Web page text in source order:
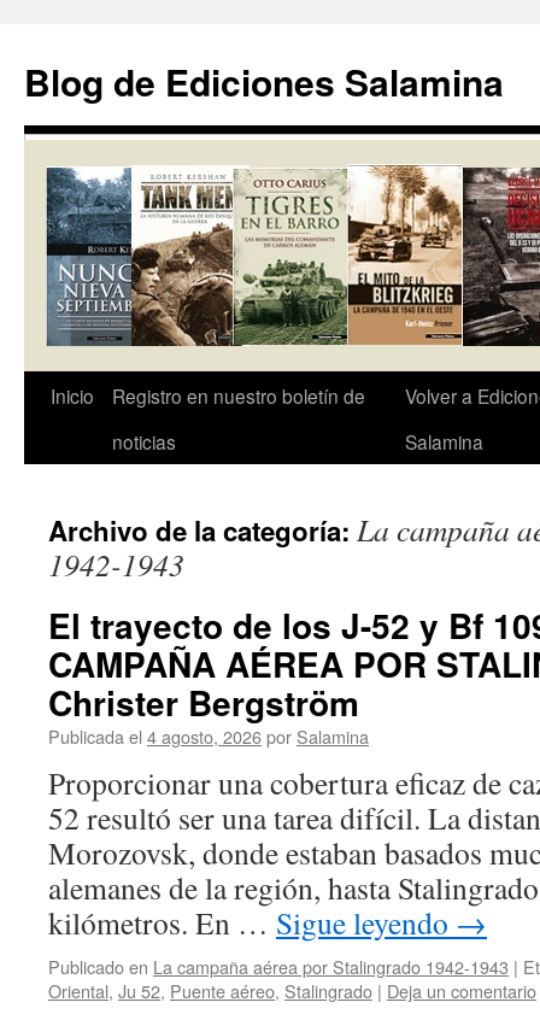
contenido
Blog de Ediciones Salamina
Inicio
Registro en nuestro boletín de
noticias
Volver a
Salamina
Archivo de la categoría: La campaña
1942-1943
El trayecto de los J-52 y Bf
CAMPAÑA AÉREA POR
Christer Bergström
Publicada el 4 agosto, 2026por Salamina
Proporcionar una cobertura eficaz de
52 resultó ser una tarea difícil. La
Morozovsk, donde estaban basados
alemanes de la región, hasta
kilómetros. En … Sigue leyendo →
Publicado en La campaña aérea por Stalingrado 1942-1943 |
Oriental, Ju 52, Puente aéreo, Stalingrado | Deja un comentario